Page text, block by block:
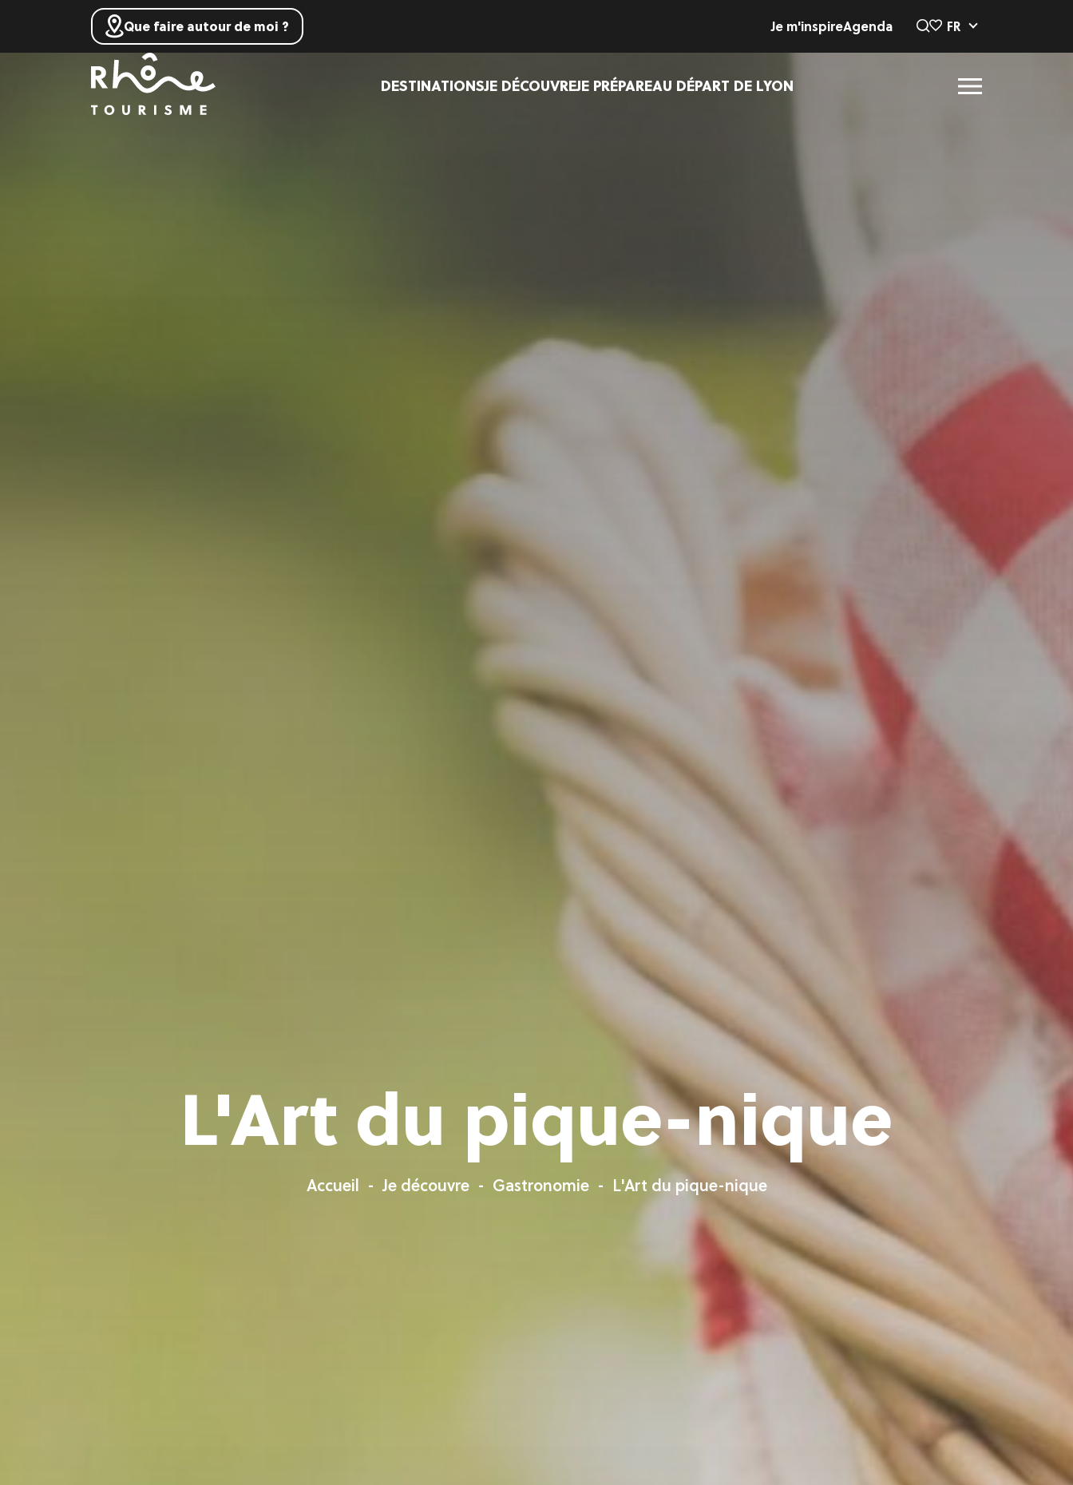
DESTINATIONSJE DÉCOUVREJE PRÉPAREAU DÉPART DE LYON
Que faire autour de moi ? Je m'inspireAgenda FR
L'Art du pique-nique
Accueil Je découvre Gastronomie L'Art du pique-nique